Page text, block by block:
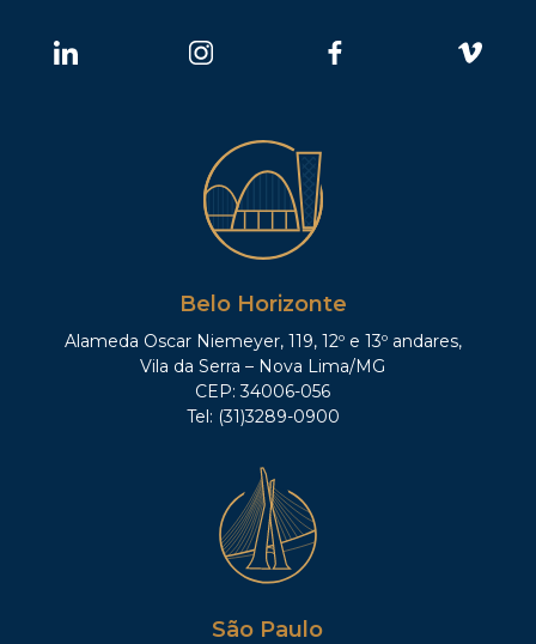
Belo Horizonte
Alameda Oscar Niemeyer, 119, 12º e 13º andares,
Vila da Serra – Nova Lima/MG
CEP: 34006-056
Tel: (31)3289-0900
São Paulo